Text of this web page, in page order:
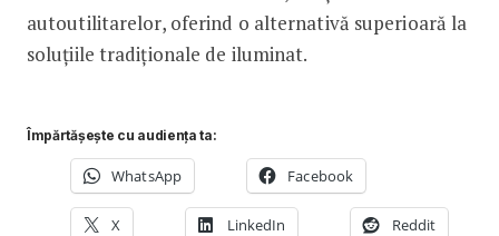
autoutilitarelor, oferind o alternativă superioară la
soluțiile tradiționale de iluminat.
Împărtășește cu audiența ta:
WhatsApp Facebook
X LinkedIn Reddit